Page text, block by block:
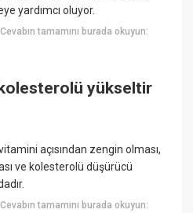
yardımcı oluyor.
Cevabın tamamını burada okuyun:
yükseltir
açısından zengin olması,
ve kolesterolü düşürücü
Cevabın tamamını burada okuyun: